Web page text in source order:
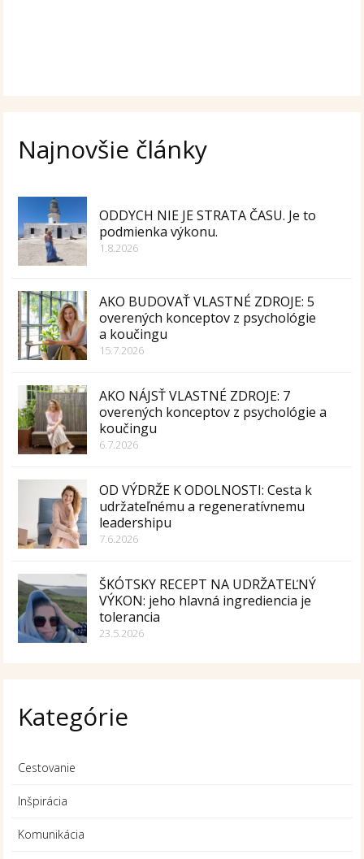
Najnovšie články
ODDYCH NIE JE STRATA ČASU. Je to
podmienka výkonu.
1.8.2026
AKO BUDOVAŤ VLASTNÉ ZDROJE: 5
overených konceptov z psychológie
a koučingu
15.7.2026
AKO NÁJSŤ VLASTNÉ ZDROJE: 7
overených konceptov z psychológie a
koučingu
6.7.2026
OD VÝDRŽE K ODOLNOSTI: Cesta k
udržateľnému a regeneratívnemu
leadershipu
7.6.2026
ŠKÓTSKY RECEPT NA UDRŽATEĽNÝ
VÝKON: jeho hlavná ingrediencia je
tolerancia
23.5.2026
Kategórie
Cestovanie
Inšpirácia
Komunikácia